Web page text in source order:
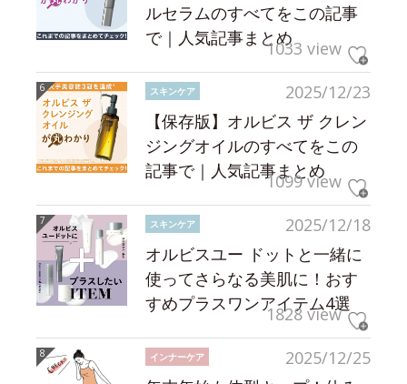
ルセラムのすべてをこの記事
で｜人気記事まとめ1033 view
2025/12/23
スキンケア
【保存版】オルビス ザ クレン
ジングオイルのすべてをこの
記事で｜人気記事まとめ
1099 view
2025/12/18
スキンケア
オルビスユー ドットと一緒に
使ってさらなる美肌に！おす
すめプラスワンアイテム4選
1828 view
2025/12/25
インナーケア